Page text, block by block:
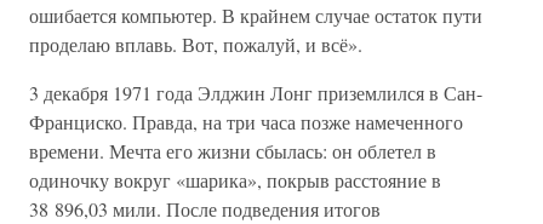
ошибается компьютер. В крайнем случае остаток пути
проделаю вплавь. Вот, пожалуй, и всё».
3 декабря 1971 года Элджин Лонг приземлился в Сан-
Франциско. Правда, на три часа позже намеченного
времени. Мечта его жизни сбылась: он облетел в
одиночку вокруг «шарика», покрыв расстояние в
38 896,03 мили. После подведения итогов